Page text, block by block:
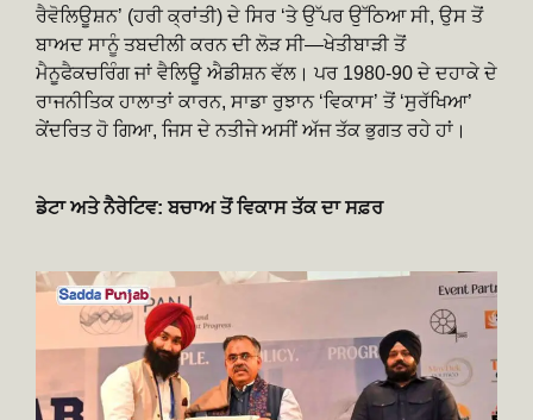
ਰੈਵੋਲਿਊਸ਼ਨ’ (ਹਰੀ ਕ੍ਰਾਂਤੀ) ਦੇ ਸਿਰ ‘ਤੇ ਉੱਪਰ ਉੱਠਿਆ ਸੀ, ਉਸ ਤੋਂ
ਬਾਅਦ ਸਾਨੂੰ ਤਬਦੀਲੀ ਕਰਨ ਦੀ ਲੋੜ ਸੀ—ਖੇਤੀਬਾੜੀ ਤੋਂ
ਮੈਨੂਫੈਕਚਰਿੰਗ ਜਾਂ ਵੈਲਿਊ ਐਡੀਸ਼ਨ ਵੱਲ। ਪਰ 1980-90 ਦੇ ਦਹਾਕੇ ਦੇ
ਰਾਜਨੀਤਿਕ ਹਾਲਾਤਾਂ ਕਾਰਨ, ਸਾਡਾ ਰੁਝਾਨ ‘ਵਿਕਾਸ’ ਤੋਂ ‘ਸੁਰੱਖਿਆ’
ਕੇਂਦਰਿਤ ਹੋ ਗਿਆ, ਜਿਸ ਦੇ ਨਤੀਜੇ ਅਸੀਂ ਅੱਜ ਤੱਕ ਭੁਗਤ ਰਹੇ ਹਾਂ।
ਡੇਟਾ ਅਤੇ ਨੈਰੇਟਿਵ: ਬਚਾਅ ਤੋਂ ਵਿਕਾਸ ਤੱਕ ਦਾ ਸਫ਼ਰ